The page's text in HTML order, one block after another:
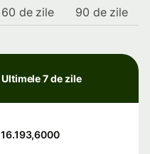
60 de zile 90 de zile
Ultimele 7 de zile
16.193,6000